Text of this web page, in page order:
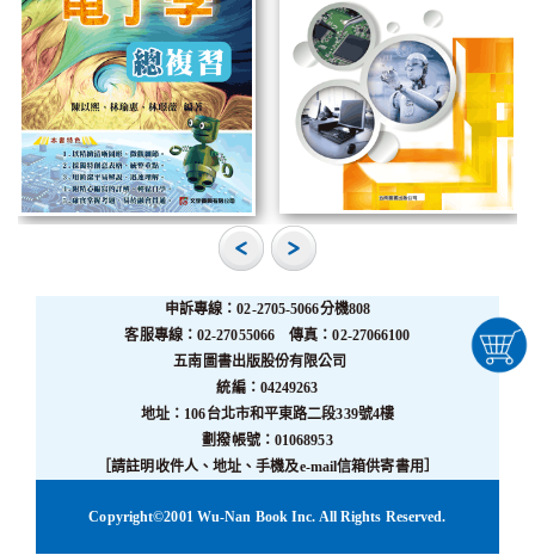
申訴專線：02-2705-5066分機808
客服專線：02-27055066 傳真：02-27066100
五南圖書出版股份有限公司
統編：04249263
地址：106台北市和平東路二段339號4樓
劃撥帳號：01068953
［請註明收件人、地址、手機及e-mail信箱供寄書用］
Copyright©2001 Wu-Nan Book Inc. All Rights Reserved.